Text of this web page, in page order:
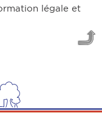
légale et